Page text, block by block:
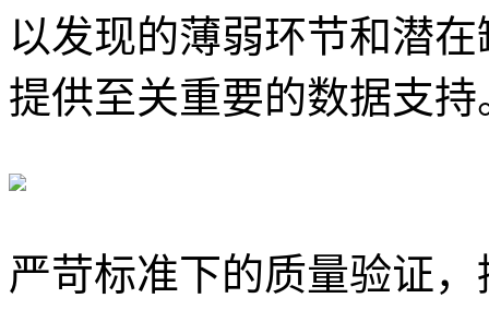
以发现的薄弱环节和潜
提供至关重要的数据支持
严苛标准下的质量验证